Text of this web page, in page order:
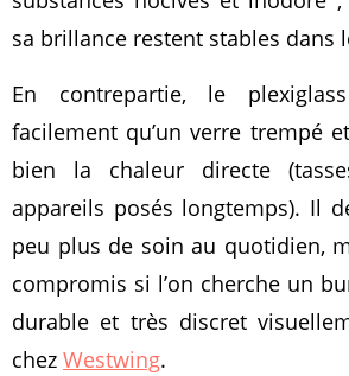
sa brillance restent stables dans
En contrepartie, le
facilement qu’un verre trempé
bien la chaleur directe
appareils posés longtemps). Il
peu plus de soin au quotidien,
compromis si l’on cherche un
durable et très discret
chez Westwing.